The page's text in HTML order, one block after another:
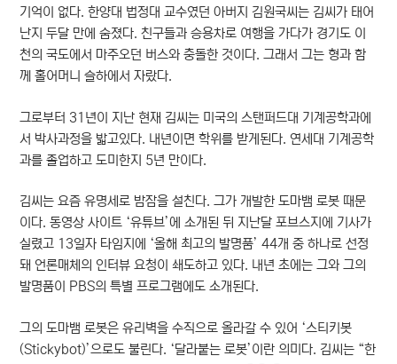
기억이 없다. 한양대 법정대 교수였던 아버지 김원국씨는 김씨가 태어
난지 두달 만에 숨졌다. 친구들과 승용차로 여행을 가다가 경기도 이
천의 국도에서 마주오던 버스와 충돌한 것이다. 그래서 그는 형과 함
께 홀어머니 슬하에서 자랐다.
그로부터 31년이 지난 현재 김씨는 미국의 스탠퍼드대 기계공학과에
서 박사과정을 밟고있다. 내년이면 학위를 받게된다. 연세대 기계공학
과를 졸업하고 도미한지 5년 만이다.
김씨는 요즘 유명세로 밤잠을 설친다. 그가 개발한 도마뱀 로봇 때문
이다. 동영상 사이트 ‘유튜브’에 소개된 뒤 지난달 포브스지에 기사가
실렸고 13일자 타임지에 ‘올해 최고의 발명품’ 44개 중 하나로 선정
돼 언론매체의 인터뷰 요청이 쇄도하고 있다. 내년 초에는 그와 그의
발명품이 PBS의 특별 프로그램에도 소개된다.
그의 도마뱀 로봇은 유리벽을 수직으로 올라갈 수 있어 ‘스티키봇
(Stickybot)’으로도 불린다. ‘달라붙는 로봇’이란 의미다. 김씨는 “한